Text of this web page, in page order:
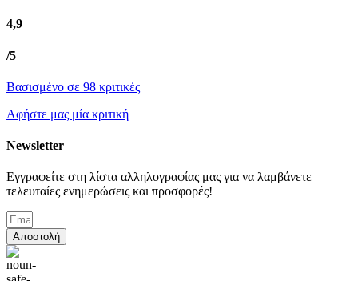
4,9
/5
Βασισμένο σε 98 κριτικές
Αφήστε μας μία κριτική
Newsletter
Εγγραφείτε στη λίστα αλληλογραφίας μας για να λαμβάνετε
τελευταίες ενημερώσεις και προσφορές!
Αποστολή